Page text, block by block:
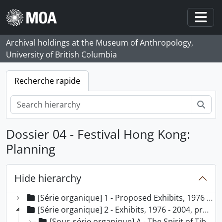
Skip to main content
Archival holdings at the Museum of Anthropology,
University of British Columbia
Recherche rapide
Dossier 04 - Festival Hong Kong:
Planning
Hide hierarchy
[Fonds] 21 - Elizabeth Johnson fonds, 1980 - 2006
[Série organique] 1 - Proposed Exhibits, 1976 - 2009, predominant 1980 - 2004
[Série organique] 2 - Exhibits, 1976 - 2004, predominant 1990 - 1999